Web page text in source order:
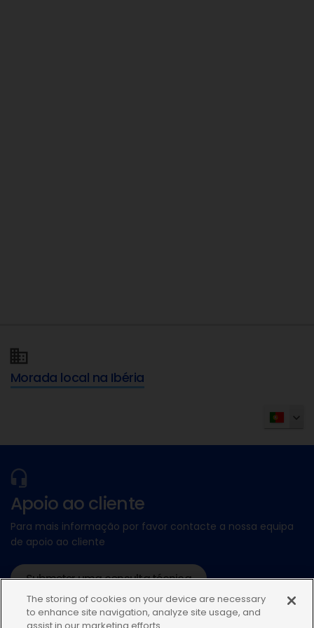
Morada local na Ibéria
Apoio ao cliente
Para mais informação por favor contacte a nossa equipa
de apoio ao cliente
Submeter uma consulta técnica
ou ligue:+34935448507
The storing of cookies on your device are necessary
to enhance site navigation, analyze site usage, and